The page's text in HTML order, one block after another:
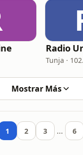
Radio
Tunja ·
Mostrar Más
1 2 3 … 6